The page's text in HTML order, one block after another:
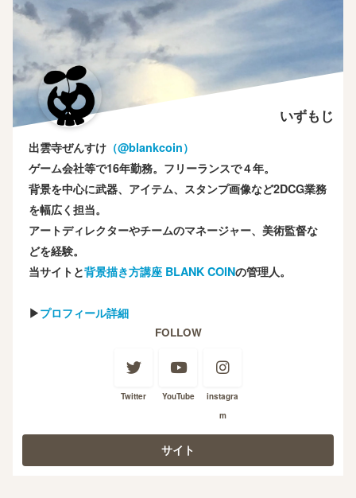
いずもじ
出雲寺ぜんすけ （‎@blankcoin）
ゲーム会社等で16年勤務。フリーランスで４年。
背景を中心に武器、アイテム、スタンプ画像など2DCG業務
を幅広く担当。
アートディレクターやチームのマネージャー、美術監督な
どを経験。
当サイトと背景描き方講座 BLANK COINの管理人。
▶プロフィール詳細
FOLLOW
Twitter YouTube
instagra
m